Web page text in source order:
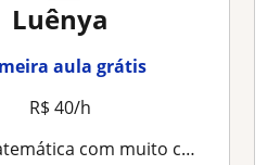
Luênya
aula grátis
R$ 40/h
com muito carinho, professora online